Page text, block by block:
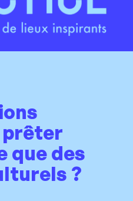
prêter
que des
?